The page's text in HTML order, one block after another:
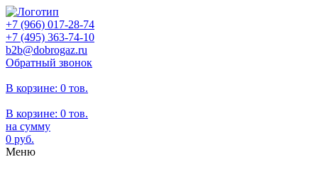
+7 (966) 017-28-74
+7 (495) 363-74-10
b2b@dobrogaz.ru
Обратный звонок
В корзине: 0 тов.
В корзине: 0 тов.
на сумму
0 руб.
Меню